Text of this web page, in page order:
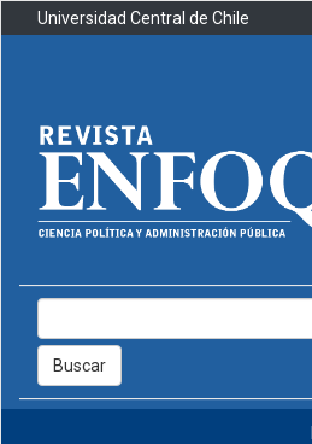
Navegación
principal
lateral
Universidad Central de Chile
Buscar